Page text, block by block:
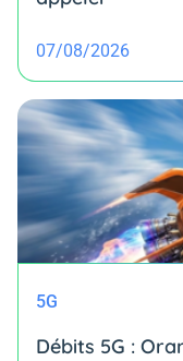
07/08/2026
5G
Débits 5G :